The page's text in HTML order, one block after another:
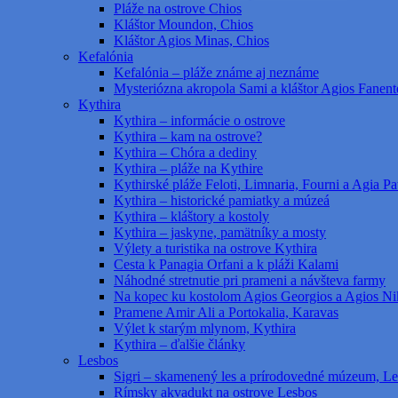
Pláže na ostrove Chios
Kláštor Moundon, Chios
Kláštor Agios Minas, Chios
Kefalónia
Kefalónia – pláže známe aj neznáme
Mysteriózna akropola Sami a kláštor Agios
Kythira
Kythira – informácie o ostrove
Kythira – kam na ostrove?
Kythira – Chóra a dediny
Kythira – pláže na Kythire
Kythirské pláže Feloti, Limnaria, Fourni a Agia
Kythira – historické pamiatky a múzeá
Kythira – kláštory a kostoly
Kythira – jaskyne, pamätníky a mosty
Výlety a turistika na ostrove Kythira
Cesta k Panagia Orfani a k pláži Kalami
Náhodné stretnutie pri prameni a návšteva farmy
Na kopec ku kostolom Agios Georgios a Agios
Pramene Amir Ali a Portokalia, Karavas
Výlet k starým mlynom, Kythira
Kythira – ďalšie články
Lesbos
Sigri – skamenený les a prírodovedné múzeum,
Rímsky akvadukt na ostrove Lesbos